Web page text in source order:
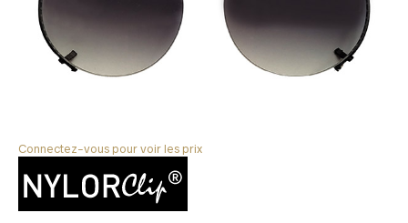
Connectez-vous pour voir les prix